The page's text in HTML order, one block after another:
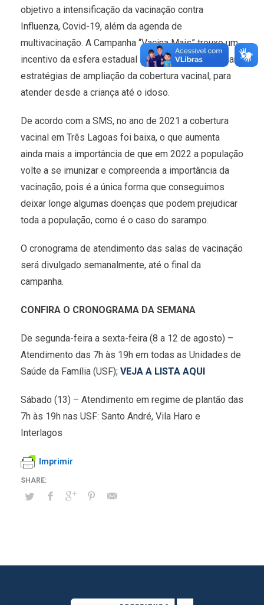
objetivo a intensificação da vacinação contra
Influenza, Covid-19, além da agenda de
multivacinação. A Campanha “Vacina Mais” trouxe um
incentivo da esfera estadual ao município para traçar
estratégias de ampliação da cobertura vacinal, para
atender desde a criança até o idoso.
De acordo com a SMS, no ano de 2021 a cobertura
vacinal em Três Lagoas foi baixa, o que aumenta
ainda mais a importância de que em 2022 a população
volte a se imunizar e compreenda a importância da
vacinação, pois é a única forma que conseguimos
deixar longe algumas doenças que podem prejudicar
toda a população, como é o caso do sarampo.
O cronograma de atendimento das salas de vacinação
será divulgado semanalmente, até o final da
campanha.
CONFIRA O CRONOGRAMA DA SEMANA
De segunda-feira a sexta-feira (8 a 12 de agosto) –
Atendimento das 7h às 19h em todas as Unidades de
Saúde da Família (USF); VEJA A LISTA AQUI
Sábado (13) – Atendimento em regime de plantão das
7h às 19h nas USF: Santo André, Vila Haro e
Interlagos
Imprimir